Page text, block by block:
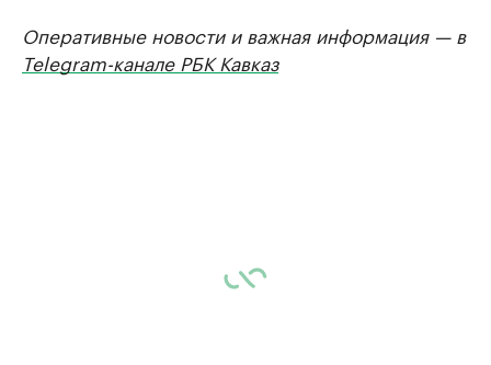
Оперативные новости и важная информация — в
Telegram-канале РБК Кавказ